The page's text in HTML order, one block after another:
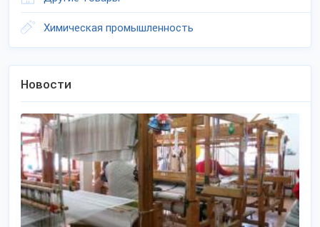
Химическая промышленность
Новости